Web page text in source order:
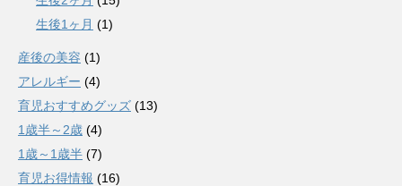
生後1ヶ月 (1)
産後の美容 (1)
アレルギー (4)
育児おすすめグッズ (13)
1歳半～2歳 (4)
1歳～1歳半 (7)
育児お得情報 (16)